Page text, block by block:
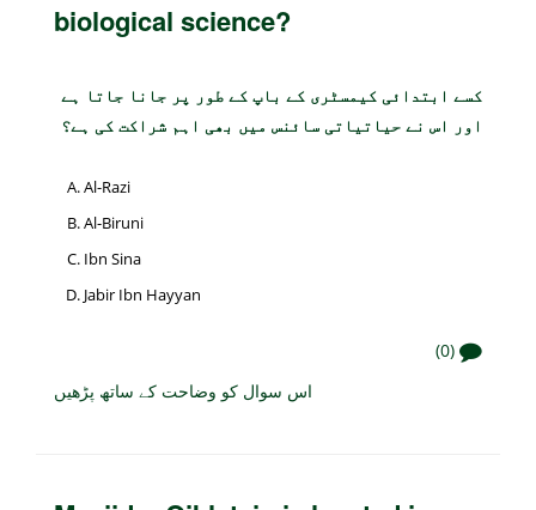
biological science?
کسے ابتدائی کیمسٹری کے باپ کے طور پر جانا جاتا ہے
اور اس نے حیاتیاتی سائنس میں بھی اہم شراکت کی ہے؟
Al-Razi
Al-Biruni
Ibn Sina
Jabir Ibn Hayyan
(0)
اس سوال کو وضاحت کے ساتھ پڑھیں